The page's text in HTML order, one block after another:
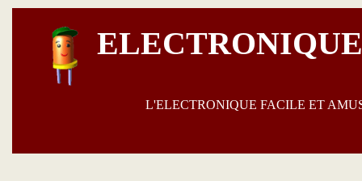
L'ELECTRONIQUE FACILE ET